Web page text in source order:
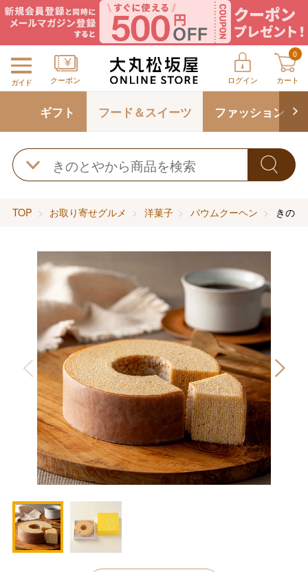
ガイド クーポン ログイン
0
カート
ギフト フード＆スイーツ ファッション
TOP お取り寄せグルメ 洋菓子 バウムクーヘン きの